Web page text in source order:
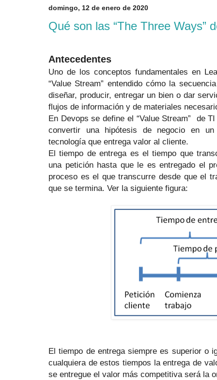
domingo, 12 de enero de 2020
Qué son las “The Three Ways”
Antecedentes
Uno de los conceptos fundamentales en
“Value Stream” entendido cómo la
diseñar, producir, entregar un bien o dar
flujos de información y de materiales
En Devops se define el “Value Stream”
de
convertir una hipótesis de negocio en
tecnología que entrega valor al cliente.
El tiempo de entrega es el tiempo que
una petición hasta que le es entregado el
proceso es el que transcurre desde que el
que se termina. Ver la siguiente figura:
El tiempo de entrega siempre es superior o
cualquiera de estos tiempos la entrega de
se entregue el valor más competitiva será la